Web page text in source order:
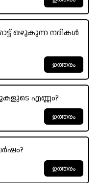
ഒഴുകുന്ന നദികൾ
എണ്ണം?